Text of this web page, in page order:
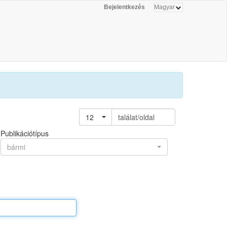
Bejelentkezés
12
találat/oldal
Publikációtípus
bármi